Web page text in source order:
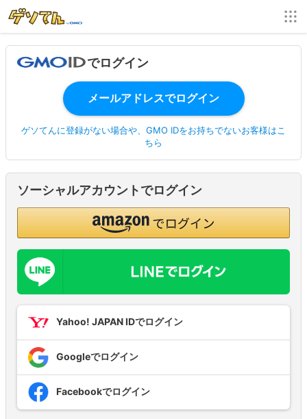
でログイン
ゲソてんに登録がない場合や、GMO IDをお持ちでないお客様はこ
ちら
ソーシャルアカウントでログイン
Yahoo! JAPAN IDでログイン
Googleでログイン
Facebookでログイン